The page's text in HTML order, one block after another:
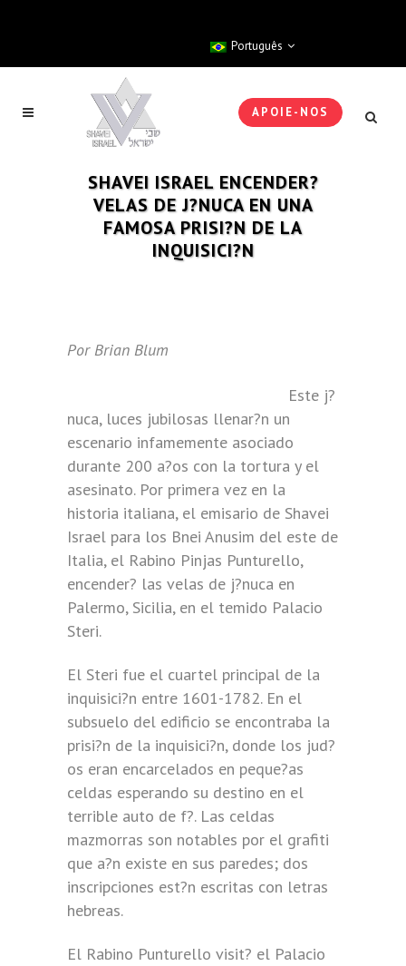
Português
APOIE-NOS
SHAVEI ISRAEL ENCENDER?
VELAS DE J?NUCA EN UNA
FAMOSA PRISI?N DE LA
INQUISICI?N
Por Brian Blum
Este j?
nuca, luces jubilosas llenar?n un
escenario infamemente asociado
durante 200 a?os con la tortura y el
asesinato. Por primera vez en la
historia italiana, el emisario de Shavei
Israel para los Bnei Anusim del este de
Italia, el Rabino Pinjas Punturello,
encender? las velas de j?nuca en
Palermo, Sicilia, en el temido Palacio
Steri.
El Steri fue el cuartel principal de la
inquisici?n entre 1601-1782. En el
subsuelo del edificio se encontraba la
prisi?n de la inquisici?n, donde los jud?
os eran encarcelados en peque?as
celdas esperando su destino en el
terrible auto de f?. Las celdas
mazmorras son notables por el grafiti
que a?n existe en sus paredes; dos
inscripciones est?n escritas con letras
hebreas.
El Rabino Punturello visit? el Palacio